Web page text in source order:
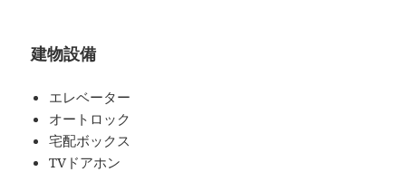
建物設備
エレベーター
オートロック
宅配ボックス
TVドアホン